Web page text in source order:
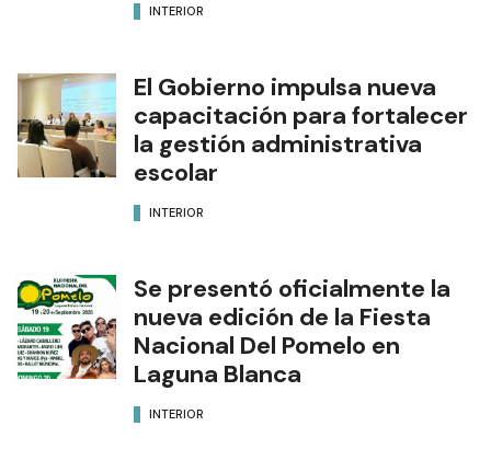
INTERIOR
El Gobierno impulsa nueva
capacitación para fortalecer
la gestión administrativa
escolar
INTERIOR
Se presentó oficialmente la
nueva edición de la Fiesta
Nacional Del Pomelo en
Laguna Blanca
INTERIOR